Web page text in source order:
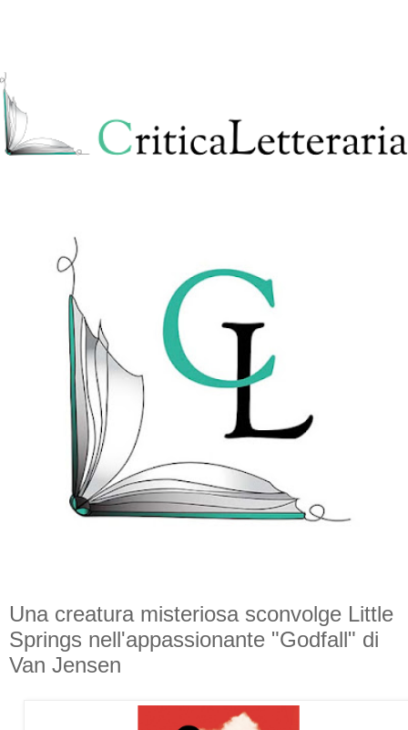
Una creatura misteriosa sconvolge Little
Springs nell'appassionante "Godfall" di
Van Jensen